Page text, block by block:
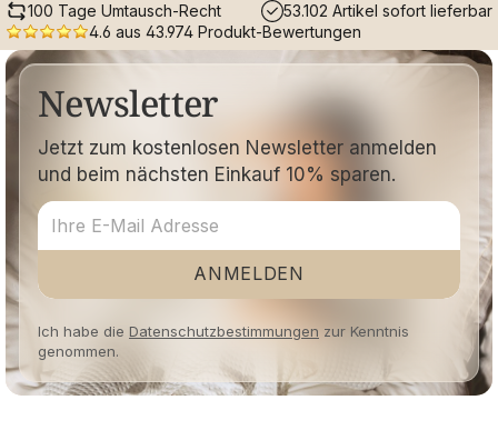
100 Tage Umtausch-Recht
53.102 Artikel sofort lieferbar
4.6 aus 43.974 Produkt-Bewertungen
Newsletter
Jetzt zum kostenlosen Newsletter anmelden
und beim nächsten Einkauf 10% sparen.
ANMELDEN
Ich habe die Datenschutzbestimmungen zur Kenntnis
genommen.